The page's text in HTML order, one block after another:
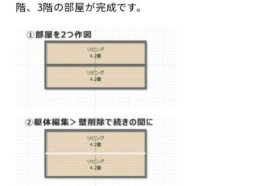
階、3階の部屋が完成です。